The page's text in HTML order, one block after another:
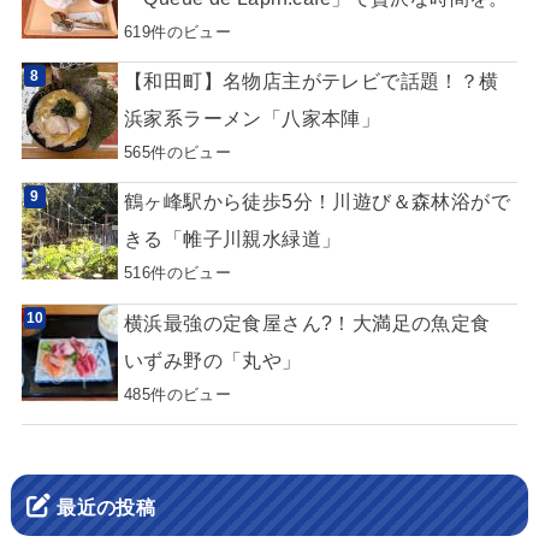
619件のビュー
【和田町】名物店主がテレビで話題！？横
浜家系ラーメン「八家本陣」
565件のビュー
鶴ヶ峰駅から徒歩5分！川遊び＆森林浴がで
きる「帷子川親水緑道」
516件のビュー
横浜最強の定食屋さん?！大満足の魚定食
いずみ野の「丸や」
485件のビュー
最近の投稿